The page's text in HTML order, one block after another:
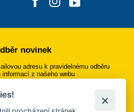
novinek
adresu k pravidelnému odběru
informací z našeho webu
se k odběru